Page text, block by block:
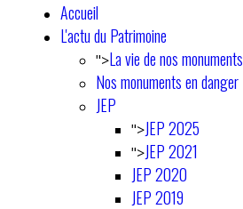
Accueil
L'actu du Patrimoine
">La vie de nos monuments
Nos monuments en danger
JEP
">JEP 2025
">JEP 2021
JEP 2020
JEP 2019